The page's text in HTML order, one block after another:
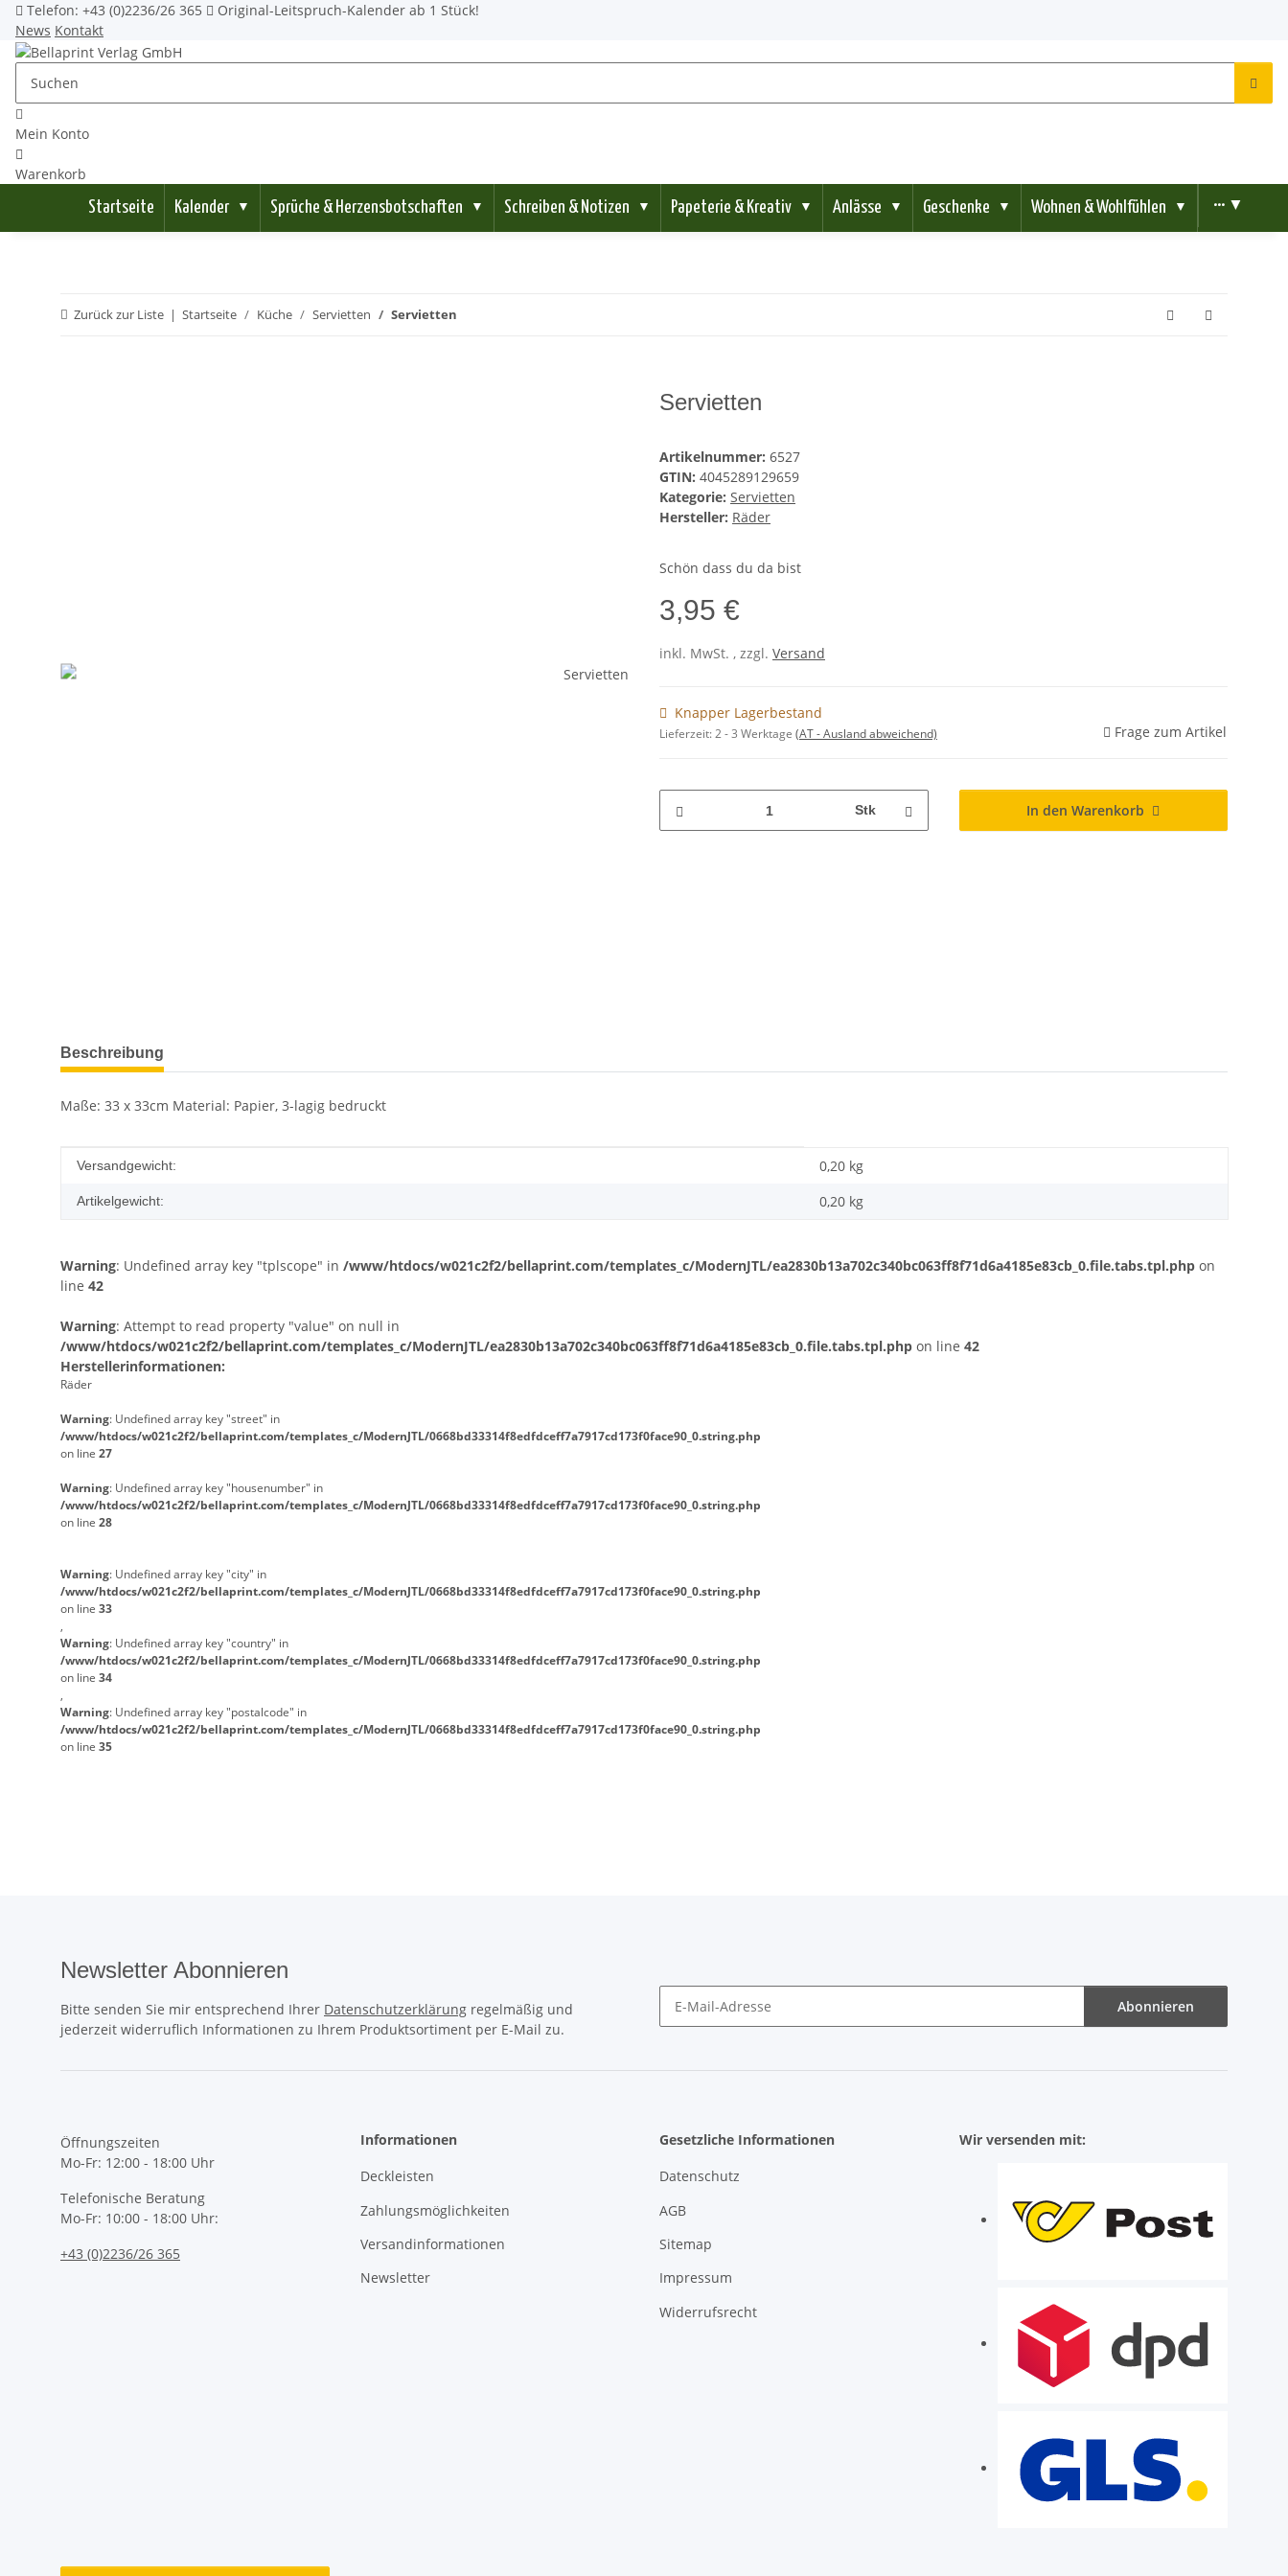
Telefon: +43 (0)2236/26 365
Original-Leitspruch-Kalender ab 1 Stück!
News Kontakt
Mein Konto
Warenkorb
Startseite
Kalender ▼ Sprüche & Herzensbotschaften ▼ Schreiben & Notizen ▼ Papeterie & Kreativ ▼ Anlässe ▼ Geschenke ▼ Wohnen & Wohlfühlen ▼ ••• ▼
Zurück zur Liste Startseite Küche Servietten Servietten
Servietten
Artikelnummer: 6527
GTIN: 4045289129659
Kategorie: Servietten
Hersteller: Räder
Schön dass du da bist
3,95 €
inkl. MwSt. , zzgl. Versand
Knapper Lagerbestand
Lieferzeit:2 - 3 Werktage (AT - Ausland abweichend) Frage zum Artikel
Stk In den Warenkorb
weitere Registerkarten anzeigen
Beschreibung
Maße: 33 x 33cm Material: Papier, 3-lagig bedruckt
Produkteigenschaft
Wert
Versandgewicht: 0,20 kg
Artikelgewicht: 0,20 kg
Warning: Undefined array key "tplscope" in /www/htdocs/w021c2f2/bellaprint.com/templates_c/ModernJTL/ea2830b13a702c340bc063ff8f71d6a4185e83cb_0.file.tabs.tpl.php on
line 42
Warning: Attempt to read property "value" on null in
/www/htdocs/w021c2f2/bellaprint.com/templates_c/ModernJTL/ea2830b13a702c340bc063ff8f71d6a4185e83cb_0.file.tabs.tpl.php on line 42
Herstellerinformationen:
Räder
Warning: Undefined array key "street" in
/www/htdocs/w021c2f2/bellaprint.com/templates_c/ModernJTL/0668bd33314f8edfdceff7a7917cd173f0face90_0.string.php
on line 27
Warning: Undefined array key "housenumber" in
/www/htdocs/w021c2f2/bellaprint.com/templates_c/ModernJTL/0668bd33314f8edfdceff7a7917cd173f0face90_0.string.php
on line 28
Warning: Undefined array key "city" in
/www/htdocs/w021c2f2/bellaprint.com/templates_c/ModernJTL/0668bd33314f8edfdceff7a7917cd173f0face90_0.string.php
on line 33
,
Warning: Undefined array key "country" in
/www/htdocs/w021c2f2/bellaprint.com/templates_c/ModernJTL/0668bd33314f8edfdceff7a7917cd173f0face90_0.string.php
on line 34
,
Warning: Undefined array key "postalcode" in
/www/htdocs/w021c2f2/bellaprint.com/templates_c/ModernJTL/0668bd33314f8edfdceff7a7917cd173f0face90_0.string.php
on line 35
Newsletter Abonnieren
Bitte senden Sie mir entsprechend Ihrer Datenschutzerklärung regelmäßig und
jederzeit widerruflich Informationen zu Ihrem Produktsortiment per E-Mail zu.
Abonnieren
Öffnungszeiten
Mo-Fr: 12:00 - 18:00 Uhr
Telefonische Beratung
Mo-Fr: 10:00 - 18:00 Uhr:
+43 (0)2236/26 365
Informationen
Deckleisten
Zahlungsmöglichkeiten
Versandinformationen
Newsletter
Gesetzliche Informationen
Datenschutz
AGB
Sitemap
Impressum
Widerrufsrecht
Wir versenden mit: